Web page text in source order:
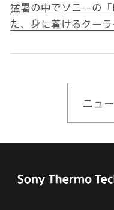
猛暑の中でソニーの
た、身に着けるクー
ニュ